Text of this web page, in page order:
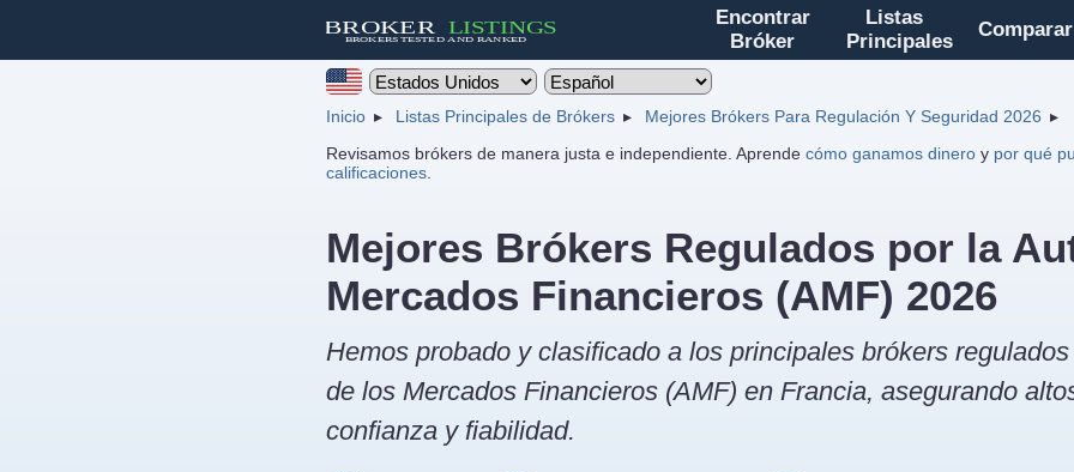
Encontrar
Bróker
Listas
Principales
Comparar
Inicio Listas Principales de Brókers
Mejores Brókers Para Regulación Y Seguridad 2026
Revisamos brókers de manera justa e independiente. Aprende cómo ganamos dinero y por qué
calificaciones
Mejores Brókers Regulados por la
Mercados Financieros (AMF) 2026
Hemos probado y clasificado a los principales brókers
de los Mercados Financieros (AMF) en Francia, asegurando
confianza y fiabilidad.